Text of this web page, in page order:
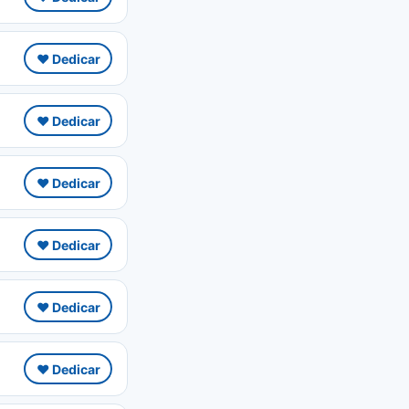
❤️ Dedicar
❤️ Dedicar
❤️ Dedicar
❤️ Dedicar
❤️ Dedicar
❤️ Dedicar